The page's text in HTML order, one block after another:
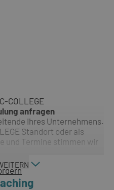
COLLEGE
anfragen
Ihres Unternehmens.
Standort oder als
und Termine stimmen wir